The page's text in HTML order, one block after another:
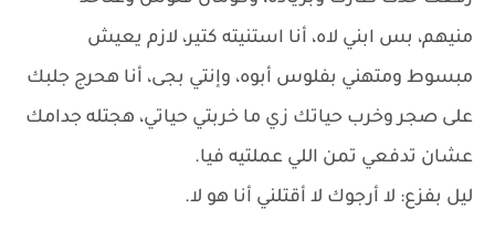
منيهم، بس ابني لاه، أنا استنيته كتير، لازم يعيش
مبسوط ومتهني بفلوس أبوه، وإنتي بجى، أنا هحرج جلبك
على صجر وخرب حياتك زي ما خربتي حياتي، هجتله جدامك
عشان تدفعي تمن اللي عملتيه فيا.
ليل بفزع: لا أرجوك لا أقتلني أنا هو لا.